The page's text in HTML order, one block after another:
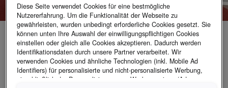
Von 10. bis 16. September 2018 findet im
MuseumsQuartier (MQ) in Wien zum bereits 10. Mal die
Vienna Fashion Week statt. Mittendrin statt nur dabei:
ŠKODA mit dem neuen FABIA. Kein Wunder - schließlich
Diese Seite verwendet Cookies für eine bestmögliche
Nutzererfahrung. Um die Funktionalität der Webseite zu
gewährleisten, wurden unbedingt erforderliche Cookies gesetzt. Sie
können unten Ihre Auswahl der einwilligungspflichtigen Cookies
einstellen oder gleich alle Cookies akzeptieren. Dadurch werden
Identifikationsdaten durch unsere Partner verarbeitet. Wir
verwenden Cookies und ähnliche Technologien (inkl. Mobile Ad
Identifiers) für personalisierte und nicht-personalisierte Werbung,
einschließlich der Personalisierung von Werbeanzeigen (Ads